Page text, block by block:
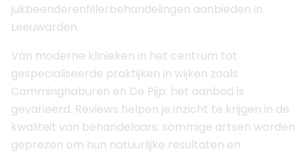
jukbeenderenfillerbehandelingen aanbieden in
Leeuwarden.
Van moderne klinieken in het centrum tot
gespecialiseerde praktijken in wijken zoals
Camminghaburen en De Pijp: het aanbod is
gevarieerd. Reviews helpen je inzicht te krijgen in de
kwaliteit van behandelaars: sommige artsen worden
geprezen om hun natuurlijke resultaten en